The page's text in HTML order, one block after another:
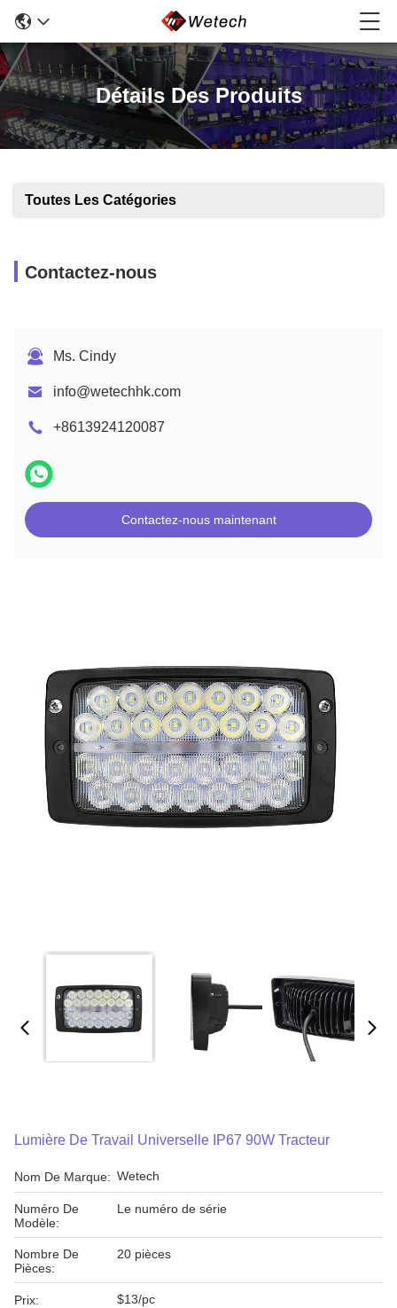
Détails Des Produits
Toutes Les Catégories
Contactez-nous
Ms. Cindy
info@wetechhk.com
+8613924120087
Contactez-nous maintenant
Lumière De Travail Universelle IP67 90W Tracteur
Nom De Marque: Wetech
Numéro De
Modèle:
Le numéro de série
Nombre De
Pièces:
20 pièces
Prix: $13/pc